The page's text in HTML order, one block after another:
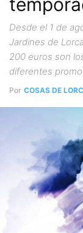
Desde el 1 de
Jardines de
200 euros son
diferentes
Por COSAS DE